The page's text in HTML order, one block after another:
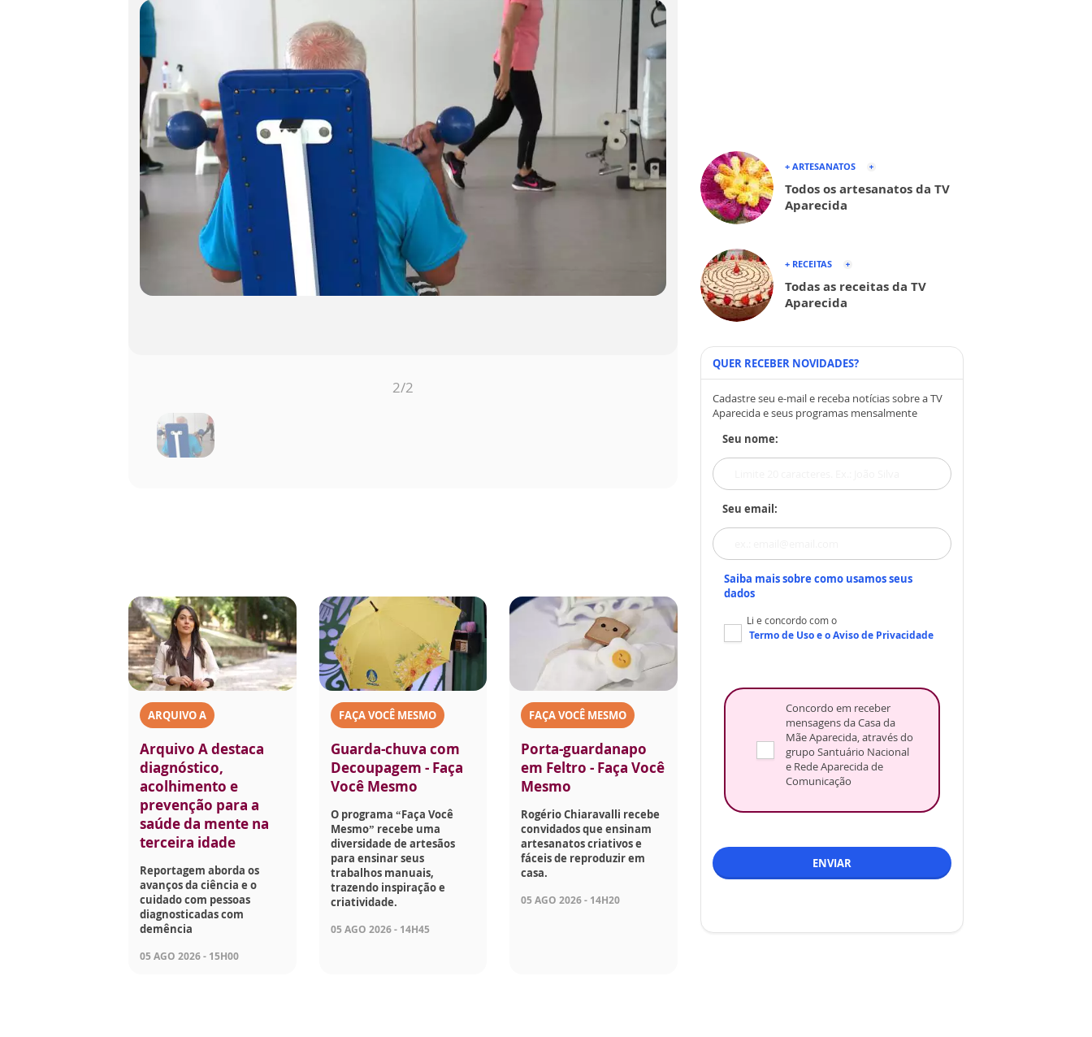
1/2
ARQUIVO A
Arquivo A destaca
diagnóstico,
acolhimento e
prevenção para a
saúde da mente na
terceira idade
Reportagem aborda os
avanços da ciência e o
cuidado com pessoas
diagnosticadas com
demência
05 AGO 2026 - 15H00
FAÇA VOCÊ MESMO
Guarda-chuva com
Decoupagem - Faça
Você Mesmo
O programa “Faça Você
Mesmo” recebe uma
diversidade de artesãos
para ensinar seus
trabalhos manuais,
trazendo inspiração e
criatividade.
05 AGO 2026 - 14H45
FAÇA VOCÊ MESMO
Porta-guardanapo
em Feltro - Faça Você
Mesmo
Rogério Chiaravalli recebe
convidados que ensinam
artesanatos criativos e
fáceis de reproduzir em
casa.
05 AGO 2026 - 14H20
+ ARTESANATOS
Todos os artesanatos da TV
Aparecida
+ RECEITAS
Todas as receitas da TV
Aparecida
QUER RECEBER NOVIDADES?
Cadastre seu e-mail e receba notícias sobre a TV
Aparecida e seus programas mensalmente
Seu nome:
Seu email:
Saiba mais sobre como usamos seus
dados
Li e concordo com o
Termo de Usoe oAviso de Privacidade
Concordo em receber
mensagens da Casa da
Mãe Aparecida, através do
grupo Santuário Nacional
e Rede Aparecida de
Comunicação
ENVIAR